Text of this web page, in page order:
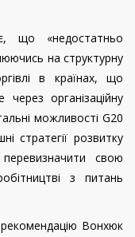
що «недостатньо
на структурну
в країнах, що
організаційну
можливості G20
стратегії розвитку
свою
з питань
Вонхюк